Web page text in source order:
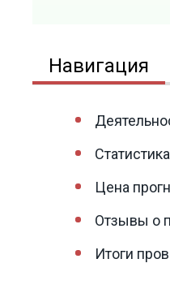
Навигация
Цена
Отзывы о
Итоги